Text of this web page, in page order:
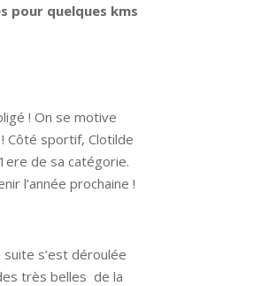
pour quelques kms
! On se motive
Côté sportif, Clotilde
de sa catégorie.
l’année prochaine !
s’est déroulée
très belles de la